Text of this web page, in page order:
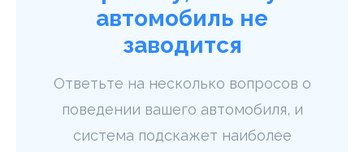
автомобиль не
заводится
Ответьте на несколько вопросов о
поведении вашего автомобиля, и
система подскажет наиболее